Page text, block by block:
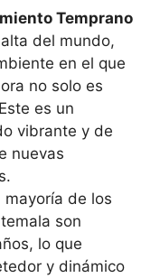
Temprano
del mundo,
en el que
no solo es
es un
vibrante y de
nuevas
mayoría de los
son
lo que
y dinámico